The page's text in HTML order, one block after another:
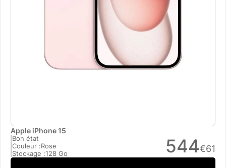
Apple iPhone 15
Bon état
Couleur :Rose
Stockage :128 Go 544€61